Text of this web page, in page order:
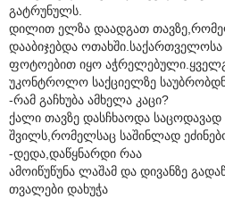
გატრუნულს.
დილით ელზა დაადგათ
დააბიჯებდა
ფოტოებით იყო
უკონტროლო საქციელზე
-რამ გაჩხუბა ამხელა კაცი?
ქალი თავზე დასჩხაოდა
შვილს,რომელსაც საშინლად
-დედა,დაწყნარდი რაა
ამოიწუწუნა ლაშამ და დივანზე
თვალები დახუჭა